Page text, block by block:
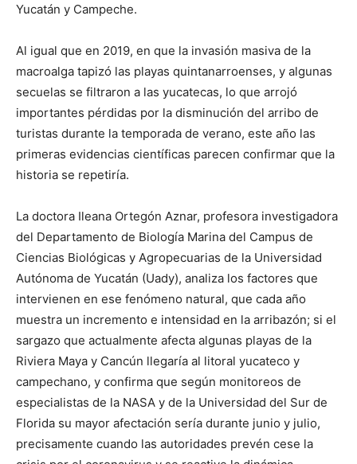
Yucatán y Campeche.
Al igual que en 2019, en que la invasión masiva de la
macroalga tapizó las playas quintanarroenses, y algunas
secuelas se filtraron a las yucatecas, lo que arrojó
importantes pérdidas por la disminución del arribo de
turistas durante la temporada de verano, este año las
primeras evidencias científicas parecen confirmar que la
historia se repetiría.
La doctora Ileana Ortegón Aznar, profesora investigadora
del Departamento de Biología Marina del Campus de
Ciencias Biológicas y Agropecuarias de la Universidad
Autónoma de Yucatán (Uady), analiza los factores que
intervienen en ese fenómeno natural, que cada año
muestra un incremento e intensidad en la arribazón; si el
sargazo que actualmente afecta algunas playas de la
Riviera Maya y Cancún llegaría al litoral yucateco y
campechano, y confirma que según monitoreos de
especialistas de la NASA y de la Universidad del Sur de
Florida su mayor afectación sería durante junio y julio,
precisamente cuando las autoridades prevén cese la